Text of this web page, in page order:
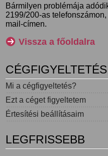
Bármilyen problémája
2199/200-as
mail-címen.
Vissza a főoldalra
CÉGFIGYELTETÉS
Mi a cégfigyeltetés?
Ezt a céget figyeltetem
Értesítési beállításaim
LEGFRISSEBB